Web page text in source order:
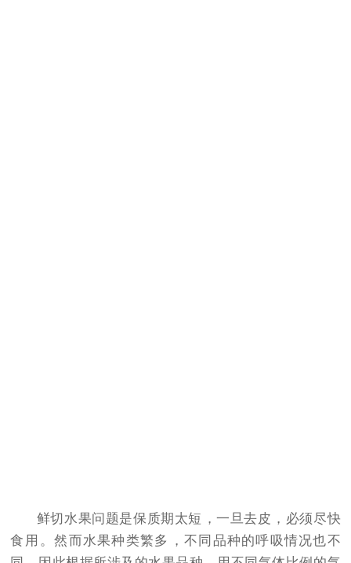
鲜切水果问题是保质期太短，一旦去皮，必须尽快
食用。然而水果种类繁多，不同品种的呼吸情况也不